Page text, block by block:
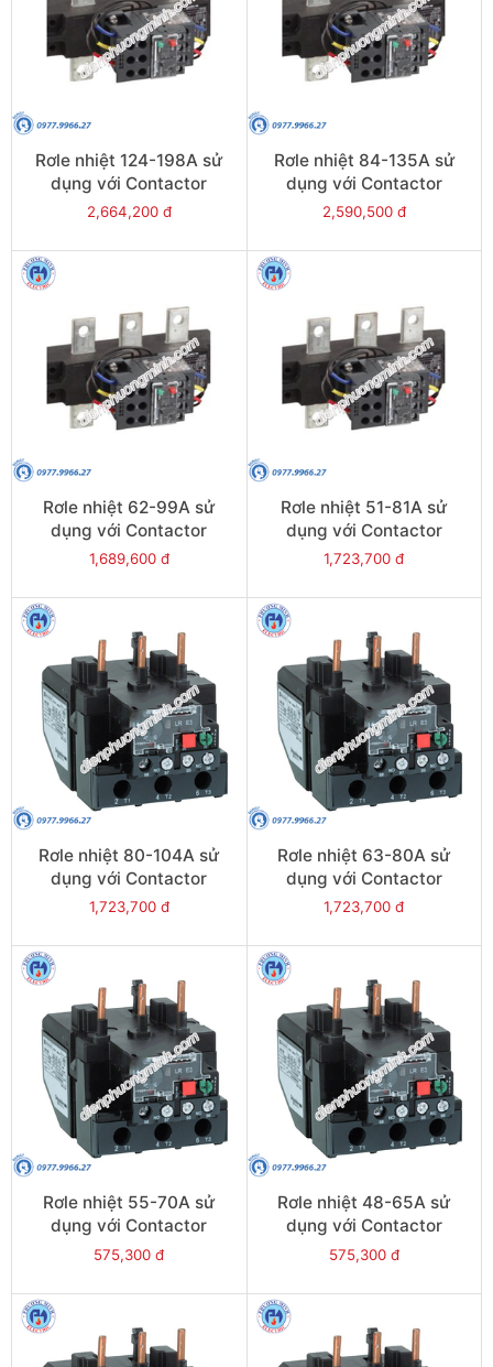
Rơle nhiệt 124-198A sử
dụng với Contactor
LC1E200 - Model LRE483
2,664,200 đ
Rơle nhiệt 84-135A sử
dụng với Contactor
LC1E120-E160 - Model
2,590,500 đ
Rơle nhiệt 62-99A sử
dụng với Contactor
LC1E120-E160 - Model
1,689,600 đ
Rơle nhiệt 51-81A sử
dụng với Contactor
LC1E120-E160 - Model
1,723,700 đ
Rơle nhiệt 80-104A sử
dụng với Contactor
LC1E95 - Model LRE365
1,723,700 đ
Rơle nhiệt 63-80A sử
dụng với Contactor
LC1E80-E95 - Model
1,723,700 đ
Rơle nhiệt 55-70A sử
dụng với Contactor
LC1E80-E95 - Model
575,300 đ
Rơle nhiệt 48-65A sử
dụng với Contactor
LC1E65-E95 - Model
575,300 đ